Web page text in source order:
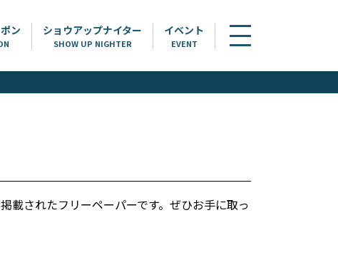
ン ショウアップナイター
SHOW UP NIGHTER
イベント
EVENT
載されたフリーペーパーです。ぜひお手に取っ